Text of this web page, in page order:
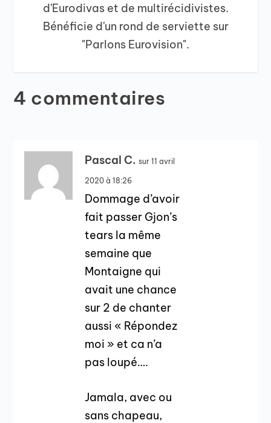
d'Eurodivas et de multirécidivistes.
Bénéficie d'un rond de serviette sur
"Parlons Eurovision".
4 commentaires
Pascal C. sur 11 avril
2020 à 18:26
Dommage d’avoir
fait passer Gjon’s
tears la même
semaine que
Montaigne qui
avait une chance
sur 2 de chanter
aussi « Répondez
moi » et ca n’a
pas loupé….
Jamala, avec ou
sans chapeau,